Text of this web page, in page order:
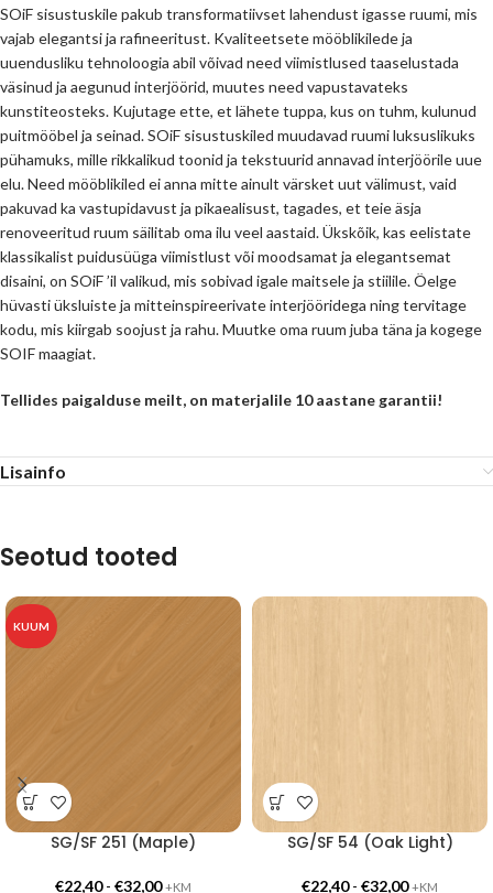
SOiF sisustuskile pakub transformatiivset lahendust igasse ruumi, mis
vajab elegantsi ja rafineeritust. Kvaliteetsete mööblikilede ja
uuendusliku tehnoloogia abil võivad need viimistlused taaselustada
väsinud ja aegunud interjöörid, muutes need vapustavateks
kunstiteosteks. Kujutage ette, et lähete tuppa, kus on tuhm, kulunud
puitmööbel ja seinad. SOiF sisustuskiled muudavad ruumi luksuslikuks
pühamuks, mille rikkalikud toonid ja tekstuurid annavad interjöörile uue
elu. Need mööblikiled ei anna mitte ainult värsket uut välimust, vaid
pakuvad ka vastupidavust ja pikaealisust, tagades, et teie äsja
renoveeritud ruum säilitab oma ilu veel aastaid. Ükskõik, kas eelistate
klassikalist puidusüüga viimistlust või moodsamat ja elegantsemat
disaini, on SOiF ’il valikud, mis sobivad igale maitsele ja stiilile. Öelge
hüvasti üksluiste ja mitteinspireerivate interjööridega ning tervitage
kodu, mis kiirgab soojust ja rahu. Muutke oma ruum juba täna ja kogege
SOIF maagiat.
Tellides paigalduse meilt, on materjalile 10 aastane garantii!
Lisainfo
Seotud tooted
KUUM
SG/SF 251 (Maple)
€22,40- €32,00 +KM
SG/SF 54 (Oak Light)
€22,40- €32,00 +KM